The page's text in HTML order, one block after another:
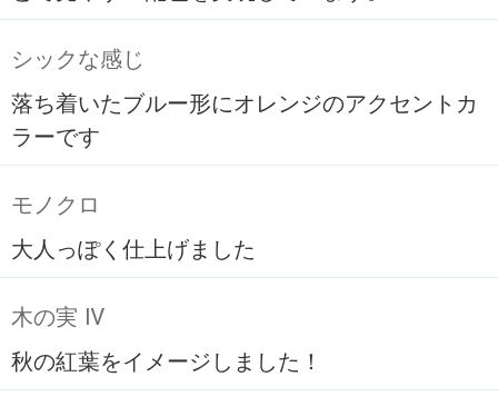
シックな感じ
落ち着いたブルー形にオレンジのアクセントカ
ラーです
モノクロ
大人っぽく仕上げました
木の実 Ⅳ
秋の紅葉をイメージしました！